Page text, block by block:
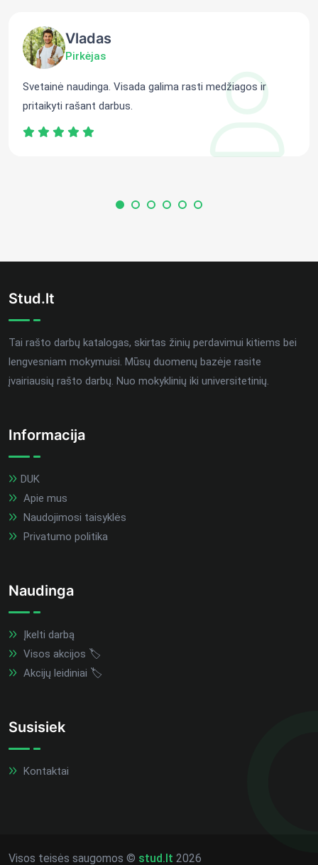
Vladas
Pirkėjas
Svetainė naudinga. Visada galima rasti medžiagos ir
pritaikyti rašant darbus.
Stud.lt
Tai rašto darbų katalogas, skirtas žinių perdavimui kitiems bei
lengvesniam mokymuisi. Mūsų duomenų bazėje rasite
įvairiausių rašto darbų. Nuo mokyklinių iki universitetinių.
Informacija
DUK
Apie mus
Naudojimosi taisyklės
Privatumo politika
Naudinga
Įkelti darbą
Visos akcijos 🏷️
Akcijų leidiniai 🏷️
Susisiek
Kontaktai
Visos teisės saugomos © stud.lt 2026